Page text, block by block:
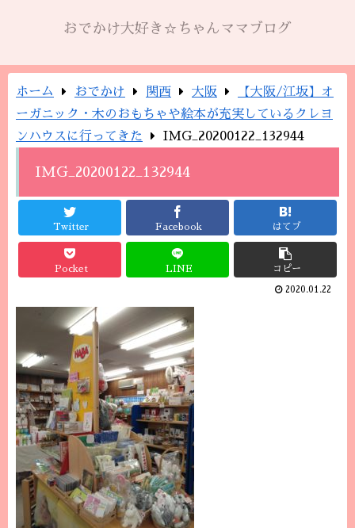
おでかけ大好き☆ちゃんママブログ
ホーム おでかけ 関西 大阪
【大阪/江坂】オ
ーガニック・木のおもちゃや絵本が充実しているクレヨ
ンハウスに行ってきた
IMG_20200122_132944
IMG_20200122_132944
Twitter Facebook はてブ
Pocket LINE コピー
2020.01.22